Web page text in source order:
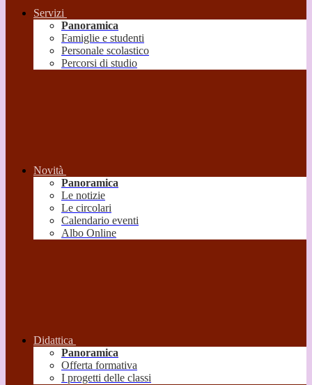
Servizi
Panoramica
Famiglie e studenti
Personale scolastico
Percorsi di studio
Novità
Panoramica
Le notizie
Le circolari
Calendario eventi
Albo Online
Didattica
Panoramica
Offerta formativa
I progetti delle classi